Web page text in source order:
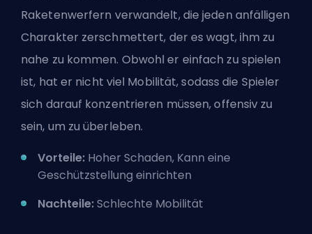
Raketenwerfern verwandelt, die jeden anfälligen
Charakter zerschmettert, der es wagt, ihm zu
nahe zu kommen. Obwohl er einfach zu spielen
ist, hat er nicht viel Mobilität, sodass die Spieler
sich darauf konzentrieren müssen, offensiv zu
sein, um zu überleben.
Vorteile: Hoher Schaden, Kann eine
Geschützstellung einrichten
Nachteile:Schlechte Mobilität